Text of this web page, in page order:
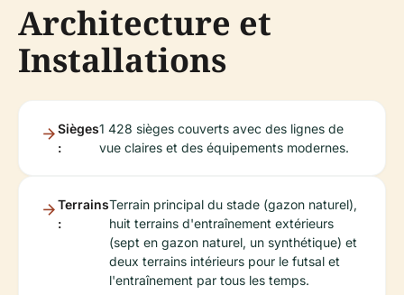
Architecture et
Installations
Sièges
:
1 428 sièges couverts avec des lignes de
vue claires et des équipements modernes.
Terrains
:
Terrain principal du stade (gazon naturel),
huit terrains d'entraînement extérieurs
(sept en gazon naturel, un synthétique) et
deux terrains intérieurs pour le futsal et
l'entraînement par tous les temps.